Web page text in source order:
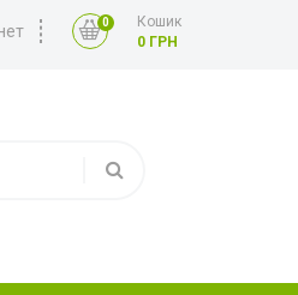
0
Кошик
0 ГРН